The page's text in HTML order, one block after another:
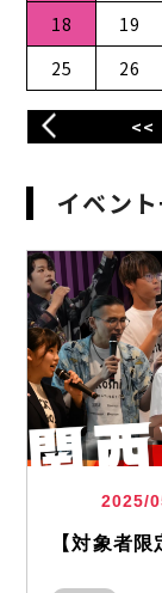
<<
18
19
25
26
イベン
2025/
【対象者